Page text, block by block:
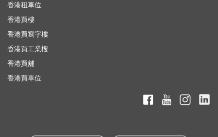
香港租車位
香港買樓
香港買寫字樓
香港買工業樓
香港買舖
香港買車位